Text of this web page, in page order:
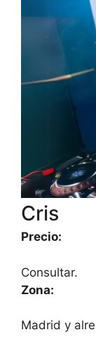
Cris
Precio:
Consultar.
Zona:
Madrid y